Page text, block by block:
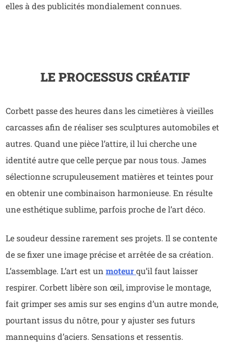
elles à des publicités mondialement connues.
LE PROCESSUS CRÉATIF
Corbett passe des heures dans les cimetières à vieilles
carcasses afin de réaliser ses sculptures automobiles et
autres. Quand une pièce l’attire, il lui cherche une
identité autre que celle perçue par nous tous. James
sélectionne scrupuleusement matières et teintes pour
en obtenir une combinaison harmonieuse. En résulte
une esthétique sublime, parfois proche de l’art déco.
Le soudeur dessine rarement ses projets. Il se contente
de se fixer une image précise et arrêtée de sa création.
L’assemblage. L’art est unmoteurqu’il faut laisser
respirer. Corbett libère son œil, improvise le montage,
fait grimper ses amis sur ses engins d’un autre monde,
pourtant issus du nôtre, pour y ajuster ses futurs
mannequins d’aciers. Sensations et ressentis.